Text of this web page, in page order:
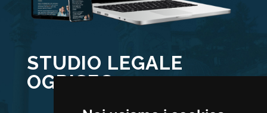
STUDIO LEGALE
OGRISEG